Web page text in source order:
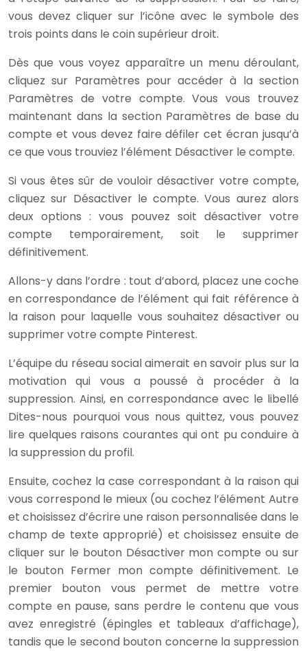
vous devez cliquer sur l’icône avec le symbole des
trois points dans le coin supérieur droit.
Dès que vous voyez apparaître un menu déroulant,
cliquez sur Paramètres pour accéder à la section
Paramètres de votre compte. Vous vous trouvez
maintenant dans la section Paramètres de base du
compte et vous devez faire défiler cet écran jusqu’à
ce que vous trouviez l’élément Désactiver le compte.
Si vous êtes sûr de vouloir désactiver votre compte,
cliquez sur Désactiver le compte. Vous aurez alors
deux options : vous pouvez soit désactiver votre
compte temporairement, soit le supprimer
définitivement.
Allons-y dans l’ordre : tout d’abord, placez une coche
en correspondance de l’élément qui fait référence à
la raison pour laquelle vous souhaitez désactiver ou
supprimer votre compte Pinterest.
L’équipe du réseau social aimerait en savoir plus sur la
motivation qui vous a poussé à procéder à la
suppression. Ainsi, en correspondance avec le libellé
Dites-nous pourquoi vous nous quittez, vous pouvez
lire quelques raisons courantes qui ont pu conduire à
la suppression du profil.
Ensuite, cochez la case correspondant à la raison qui
vous correspond le mieux (ou cochez l’élément Autre
et choisissez d’écrire une raison personnalisée dans le
champ de texte approprié) et choisissez ensuite de
cliquer sur le bouton Désactiver mon compte ou sur
le bouton Fermer mon compte définitivement. Le
premier bouton vous permet de mettre votre
compte en pause, sans perdre le contenu que vous
avez enregistré (épingles et tableaux d’affichage),
tandis que le second bouton concerne la suppression